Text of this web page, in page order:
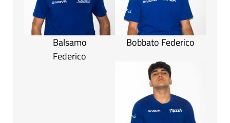
Balsamo
Federico
Bobbato Federico